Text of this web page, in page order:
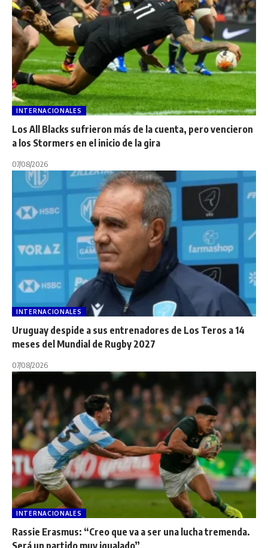
INTERNACIONALES
Los All Blacks sufrieron más de la cuenta, pero vencieron
a los Stormers en el inicio de la gira
07/08/2026
INTERNACIONALES
Uruguay despide a sus entrenadores de Los Teros a 14
meses del Mundial de Rugby 2027
07/08/2026
INTERNACIONALES
Rassie Erasmus: “Creo que va a ser una lucha tremenda.